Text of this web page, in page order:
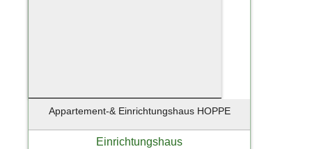
Westerland
Westerland / Sylt
Appartement-& Einrichtungshaus HOPPE
Einrichtungshaus